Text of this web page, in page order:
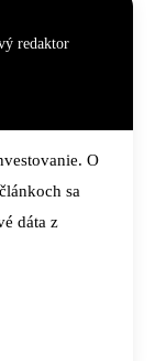
redaktor
O
sa
dáta z